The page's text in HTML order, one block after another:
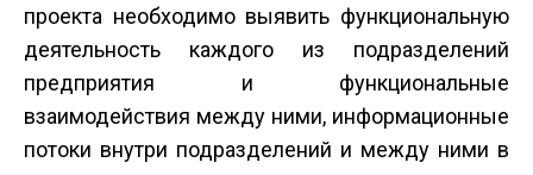
проекта необходимо выявить функциональную
деятельность каждого из подразделений
предприятия и функциональные
взаимодействия между ними, информационные
потоки внутри подразделений и между ними в